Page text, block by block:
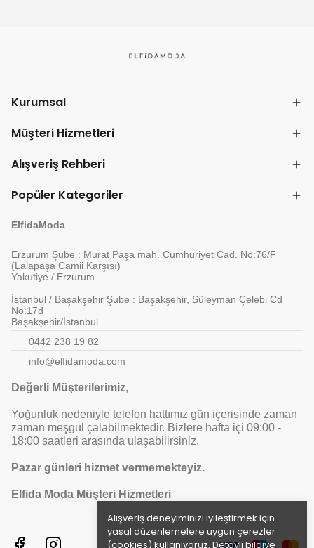
Alışveriş deneyiminizi iyileştirmek için
yasal düzenlemelere uygun çerezler
(cookies) kullanıyoruz. Detaylı bilgiye
Kurumsal
Müşteri Hizmetleri
Alışveriş Rehberi
Popüler Kategoriler
ElfidaModa
Erzurum Şube : Murat Paşa mah. Cumhuriyet Cad. No:76/F
(Lalapaşa Camii Karşısı)
Yakutiye / Erzurum
İstanbul / Başakşehir Şube : Başakşehir, Süleyman Çelebi Cd
No:17d
Başakşehir/İstanbul
0442 238 19 82
info@elfidamoda.com
Değerli Müşterilerimiz,
Yoğunluk nedeniyle telefon hattımız gün içerisinde zaman
zaman meşgul çalabilmektedir. Bizlere hafta içi 09:00 -
18:00 saatleri arasında ulaşabilirsiniz.
Pazar günleri hizmet vermemekteyiz.
Elfida Moda Müşteri Hizmetleri